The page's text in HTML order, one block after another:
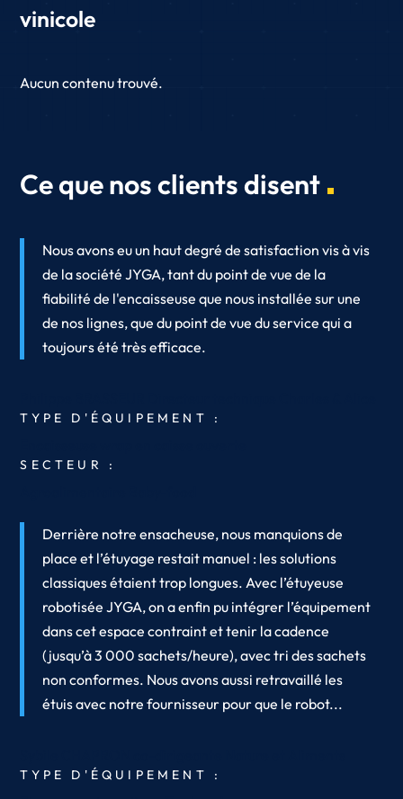
vinicole
Aucun contenu trouvé.
Ce que nos clients disent
Nous avons eu un haut degré de satisfaction vis à vis
de la société JYGA, tant du point de vue de la
fiabilité de l'encaisseuse que nous installée sur une
de nos lignes, que du point de vue du service qui a
toujours été très efficace.
TYPE D'ÉQUIPEMENT :
SECTEUR :
Derrière notre ensacheuse, nous manquions de
place et l’étuyage restait manuel : les solutions
classiques étaient trop longues. Avec l’étuyeuse
robotisée JYGA, on a enfin pu intégrer l’équipement
dans cet espace contraint et tenir la cadence
(jusqu’à 3 000 sachets/heure), avec tri des sachets
non conformes. Nous avons aussi retravaillé les
étuis avec notre fournisseur pour que le robot...
TYPE D'ÉQUIPEMENT :